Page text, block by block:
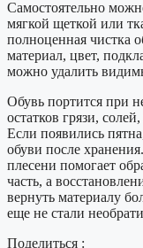
Самостоятельно
мягкой щеткой или
полноценная чистка
материал, цвет,
можно удалить
Обувь портится при
остатков грязи,
Если появились
обуви после
плесени помогает
часть, а
вернуть материалу
еще не стали
Поделиться :